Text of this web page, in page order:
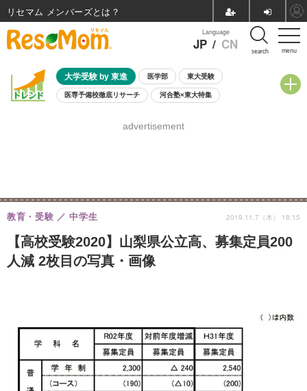
menu
Language
JP / CN search
大学受験 by 東進 医学部 東大受験
医専予備校徹底リサーチ 河合塾×東大特集
8月開催学校説明会・相談会
advertisement
【高校受験2020】山梨県公立高、募集定員200
人減 2枚目の写真・画像
教育・受験 中学生 2019.11.7（木） 18:15
リセマム メンバーズ